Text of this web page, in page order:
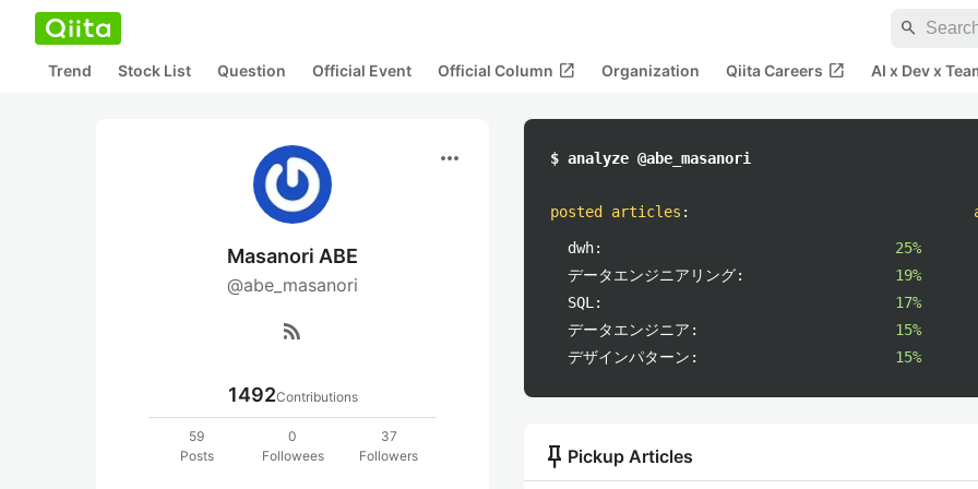
search
Trend Stock List Question Official Event Official Column open_in_new Organization Qiita Careers open_in_new AI x Dev x
more_horiz
Masanori ABE
@abe_masanori
rss_feed
1492Contributions
59
Posts
0
Followees
37
Followers
$ analyze @abe_masanori
posted articles :
dwh:
25%
データエンジニアリング:
19%
SQL:
17%
データエンジニア:
15%
デザインパターン:
15%
push_pin Pickup Articles